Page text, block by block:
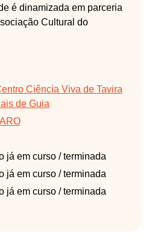
é dinamizada em parceria
Cultural do
Ciência Viva de Tavira
de Guia
já em curso / terminada
já em curso / terminada
já em curso / terminada